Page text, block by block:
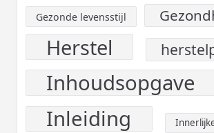
Gezonde levensstijl
Herstel
Inhoudsopgave
Inleiding